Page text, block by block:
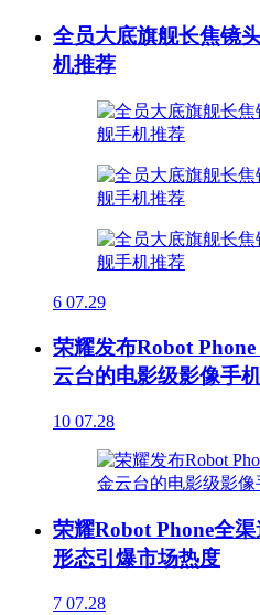
全员大底旗舰长焦镜
机推荐
6 07.29
荣耀发布Robot
云台的电影级影像手
10 07.28
荣耀Robot Phone全
形态引爆市场热度
7 07.28